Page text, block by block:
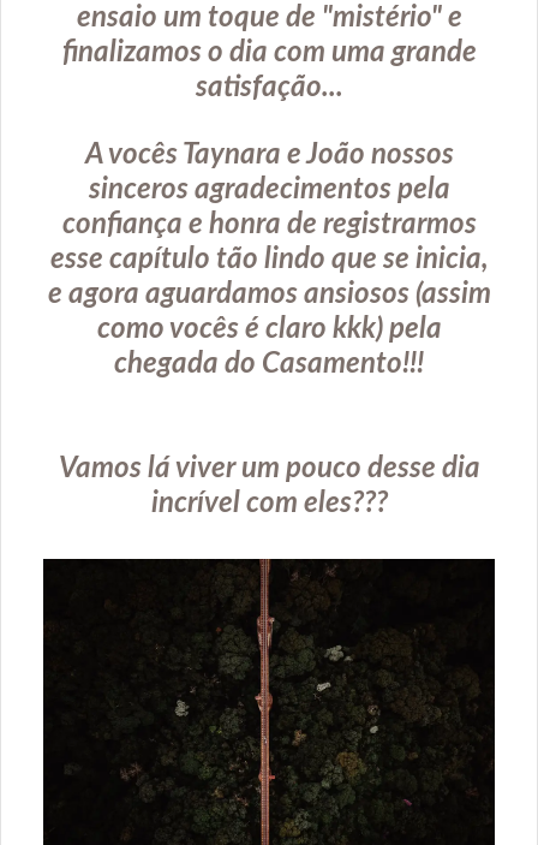
ensaio um toque de "mistério" e
finalizamos o dia com uma grande
satisfação...
A vocês Taynara e João nossos
sinceros agradecimentos pela
confiança e honra de registrarmos
esse capítulo tão lindo que se inicia,
e agora aguardamos ansiosos (assim
como vocês é claro kkk) pela
chegada do Casamento!!!
Vamos lá viver um pouco desse dia
incrível com eles???